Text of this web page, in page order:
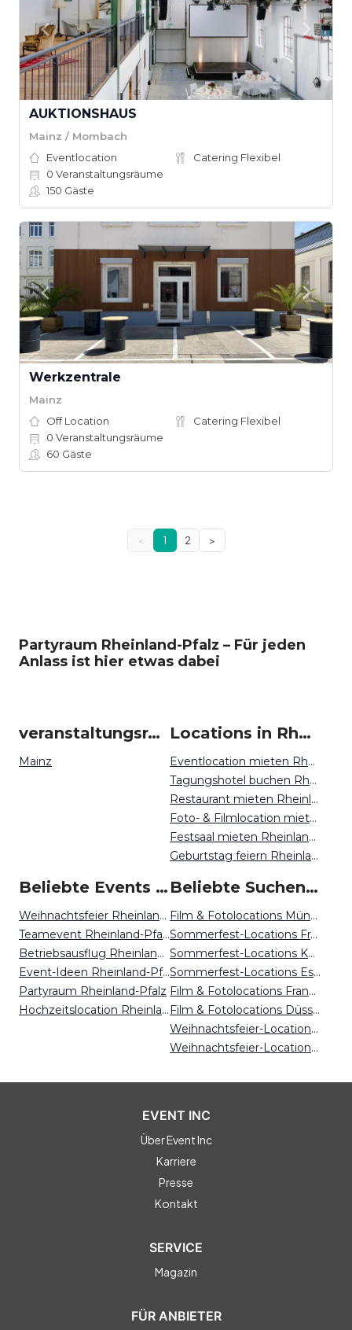
AUKTIONSHAUS
Mainz / Mombach
Eventlocation
Catering Flexibel
0 Veranstaltungsräume
150 Gäste
Werkzentrale
Mainz
Off Location
Catering Flexibel
0 Veranstaltungsräume
60 Gäste
< 1 2 >
Partyraum Rheinland-Pfalz – Für jeden
Anlass ist hier etwas dabei
veranstaltungsraum-firmenevents um Rheinland-Pfalz
Mainz
Locations in Rheinland-Pfalz mieten
Eventlocation mieten Rheinland-Pfalz
Tagungshotel buchen Rheinland-Pfalz
Restaurant mieten Rheinland-Pfalz
Foto- & Filmlocation mieten Rheinland-Pfalz
Festsaal mieten Rheinland-Pfalz
Geburtstag feiern Rheinland-Pfalz
Beliebte Events in Rheinland-Pfalz
Weihnachtsfeier Rheinland-Pfalz
Teamevent Rheinland-Pfalz
Betriebsausflug Rheinland-Pfalz
Event-Ideen Rheinland-Pfalz
Partyraum Rheinland-Pfalz
Hochzeitslocation Rheinland-Pfalz
Beliebte Suchen auf Event Inc
Film & Fotolocations München
Sommerfest-Locations Frankfurt
Sommerfest-Locations Köln
Sommerfest-Locations Essen
Film & Fotolocations Frankfurt
Film & Fotolocations Düsseldorf
Weihnachtsfeier-Locations Magdeburg
Weihnachtsfeier-Locations Frankfurt
EVENT INC
Über Event Inc
Karriere
Presse
Kontakt
SERVICE
Magazin
FÜR ANBIETER